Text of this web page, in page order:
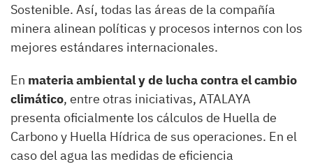
Sostenible. Así, todas las áreas de la compañía
minera alinean políticas y procesos internos con los
mejores estándares internacionales.
En materia ambiental y de lucha contra el cambio
climático, entre otras iniciativas, ATALAYA
presenta oficialmente los cálculos de Huella de
Carbono y Huella Hídrica de sus operaciones. En el
caso del agua las medidas de eficiencia